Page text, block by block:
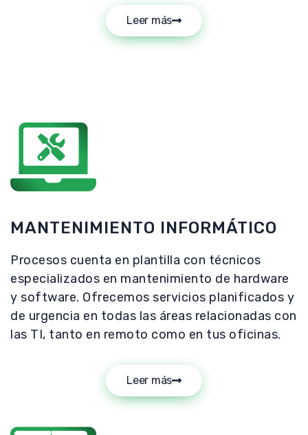
Leer más
MANTENIMIENTO INFORMÁTICO
Procesos cuenta en plantilla con técnicos
especializados en mantenimiento de hardware
y software. Ofrecemos servicios planificados y
de urgencia en todas las áreas relacionadas con
las TI, tanto en remoto como en tus oficinas.
Leer más